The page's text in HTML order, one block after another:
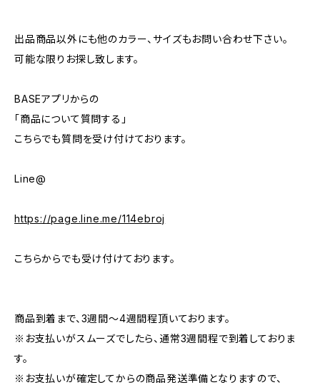
出品商品以外にも他のカラー、サイズもお問い合わせ下さい。
可能な限りお探し致します。
BASEアプリからの
「商品について質問する」
こちらでも質問を受け付けております。
Line@
https://page.line.me/114ebroj
こちらからでも受け付けております。
商品到着まで、3週間～4週間程頂いております。
※お支払いがスムーズでしたら、通常3週間程で到着しておりま
す。
※お支払いが確定してからの商品発送準備となりますので、